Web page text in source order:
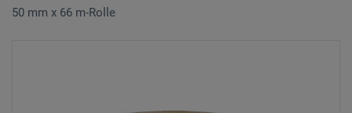
50 mm x 66 m-Rolle